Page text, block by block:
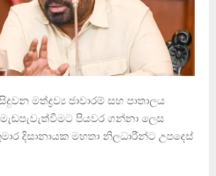
මත්ද්‍රව්‍ය ජාවාරම් සහ පාතාලය
පියවර ගන්නා ලෙස
දිසානායක මහතා නිලධාරීන්ට උපදෙස්